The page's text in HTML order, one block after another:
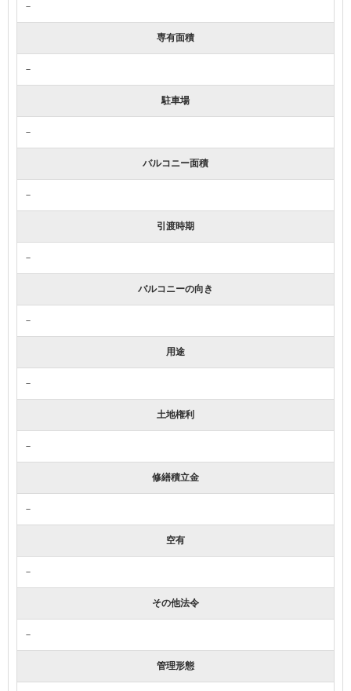
－
専有面積
－
駐車場
－
バルコニー面積
－
引渡時期
－
バルコニーの向き
－
用途
－
土地権利
－
修繕積立金
－
空有
－
その他法令
－
管理形態